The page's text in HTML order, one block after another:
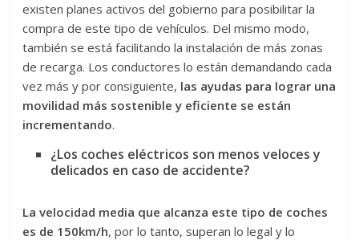
existen planes activos del gobierno para posibilitar la
compra de este tipo de vehículos. Del mismo modo,
también se está facilitando la instalación de más zonas
de recarga. Los conductores lo están demandando cada
vez más y por consiguiente, las ayudas para lograr una
movilidad más sostenible y eficiente se están
incrementando.
¿Los coches eléctricos son menos veloces y
delicados en caso de accidente?
La velocidad media que alcanza este tipo de coches
es de 150km/h, por lo tanto, superan lo legal y lo